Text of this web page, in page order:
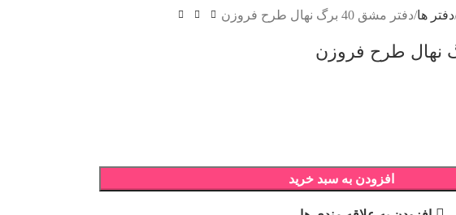
دفتر ها دفتر مشق 40 برگ نهال طرح فروزن
افزودن به سبد خرید